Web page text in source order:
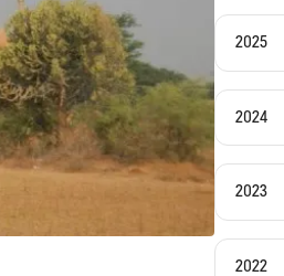
2025
2024
2023
2022